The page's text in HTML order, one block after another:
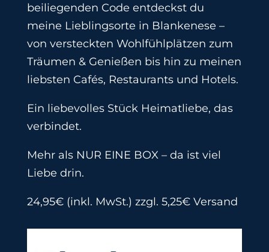
beiliegenden Code entdeckst du
meine Lieblingsorte in Blankenese –
von versteckten Wohlfühlplätzen zum
Träumen & Genießen bis hin zu meinen
liebsten Cafés, Restaurants und Hotels.
Ein liebevolles Stück Heimatliebe, das
verbindet.
Mehr als NUR EINE BOX – da ist viel
Liebe drin.
24,95€ (inkl. MwSt.) zzgl. 5,25€ Versand